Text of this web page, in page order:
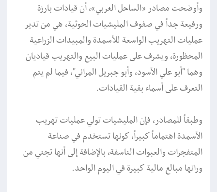
وأوضحت مصادر «الساحل الغربي»، أن قيادات بارزة
ورفيعة جداً في صفوف المليشيات الحوثية، هي من تدير
عمليات التهريب الواسعة للأسمدة والمبيدات الزراعية
المحظورة، ويشرف على عمليات البيع والتهريب قياديان
وهما "أبو علي الأسود، وأبو جبريل المراني"، فيما لم يتم
التعرف على أسماء بقية القيادات.
وطبقاً للمصادر، فإن المليشيات تولي عمليات تهريب
الأسمدة اهتماماً كبيراً، كونها تستخدم في صناعة
المتفجرات والعبوات الناسفة، بالإضافة إلى أنها تجني من
ورائها مبالغ مالية كبيرة في اليوم الواحد.